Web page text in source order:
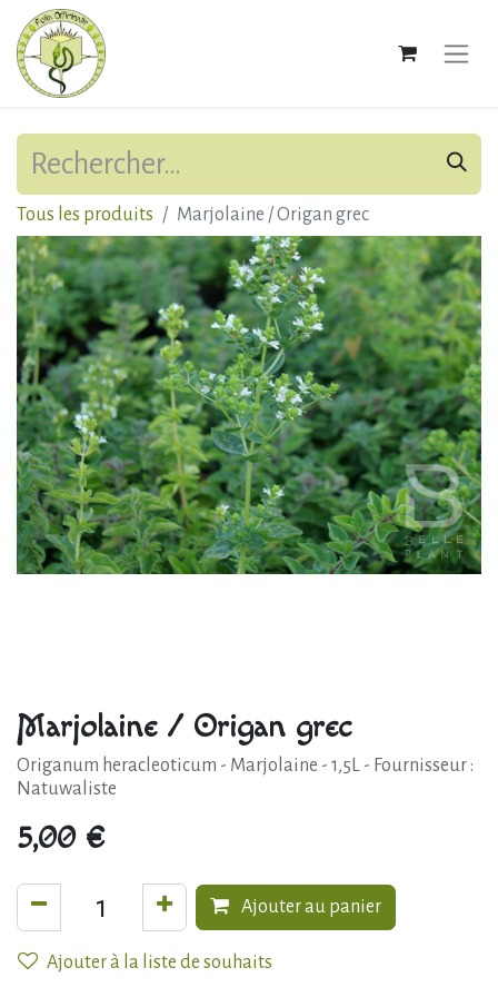
Tous les produits Marjolaine / Origan grec
Marjolaine / Origan grec
Origanum heracleoticum - Marjolaine - 1,5L - Fournisseur :
Natuwaliste
5,00€
Ajouter au panier
Ajouter à la liste de souhaits